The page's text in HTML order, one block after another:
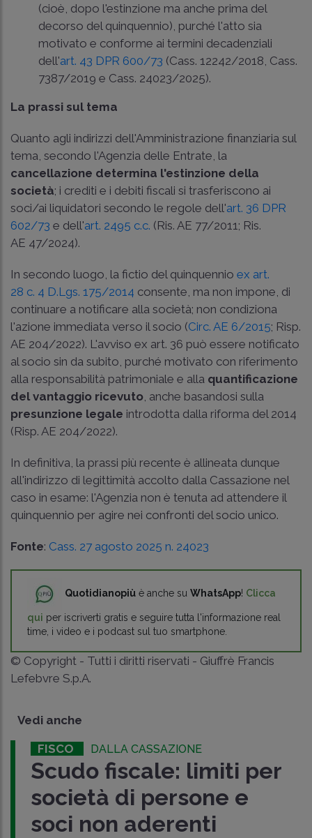
(cioè, dopo l'estinzione ma anche prima del
decorso del quinquennio), purché l'atto sia
motivato e conforme ai termini decadenziali
dell'art. 43 DPR 600/73 (Cass. 12242/2018, Cass.
7387/2019 e Cass. 24023/2025).
La prassi sul tema
Quanto agli indirizzi dell'Amministrazione finanziaria sul
tema, secondo l'Agenzia delle Entrate, la
cancellazione determina l'estinzione della
società; i crediti e i debiti fiscali si trasferiscono ai
soci/ai liquidatori secondo le regole dell'art. 36 DPR
602/73 e dell'art. 2495 c.c. (Ris. AE 77/2011; Ris.
AE 47/2024).
In secondo luogo, la fictio del quinquennio ex art.
28 c. 4 D.Lgs. 175/2014 consente, ma non impone, di
continuare a notificare alla società; non condiziona
l'azione immediata verso il socio (Circ. AE 6/2015; Risp.
AE 204/2022). L'avviso ex art. 36 può essere notificato
al socio sin da subito, purché motivato con riferimento
alla responsabilità patrimoniale e alla quantificazione
del vantaggio ricevuto, anche basandosi sulla
presunzione legale introdotta dalla riforma del 2014
(Risp. AE 204/2022).
In definitiva, la prassi più recente è allineata dunque
all'indirizzo di legittimità accolto dalla Cassazione nel
caso in esame: l'Agenzia non è tenuta ad attendere il
quinquennio per agire nei confronti del socio unico.
Fonte: Cass. 27 agosto 2025 n. 24023
Quotidianopiù è anche su WhatsApp! Clicca
qui per iscriverti gratis e seguire tutta l'informazione real
time, i video e i podcast sul tuo smartphone.
© Copyright - Tutti i diritti riservati - Giuffrè Francis
Lefebvre S.p.A.
Vedi anche
FISCO DALLA CASSAZIONE
Scudo fiscale: limiti per
società di persone e
soci non aderenti